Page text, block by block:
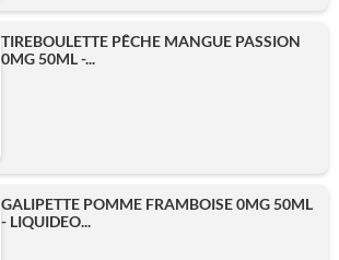
TIREBOULETTE PÊCHE MANGUE PASSION
0MG 50ML -...
GALIPETTE POMME FRAMBOISE 0MG 50ML
- LIQUIDEO...